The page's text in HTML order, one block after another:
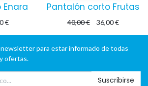
€
Pantalón corto Frutas
40,00€ 36,00€
para estar informado de todas
ofertas.
Suscribirse